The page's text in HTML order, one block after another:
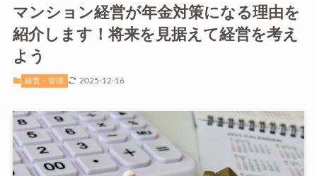
マンション経営が年金対策になる理由を
紹介します！将来を見据えて経営を考え
よう
経営・管理 2025-12-16